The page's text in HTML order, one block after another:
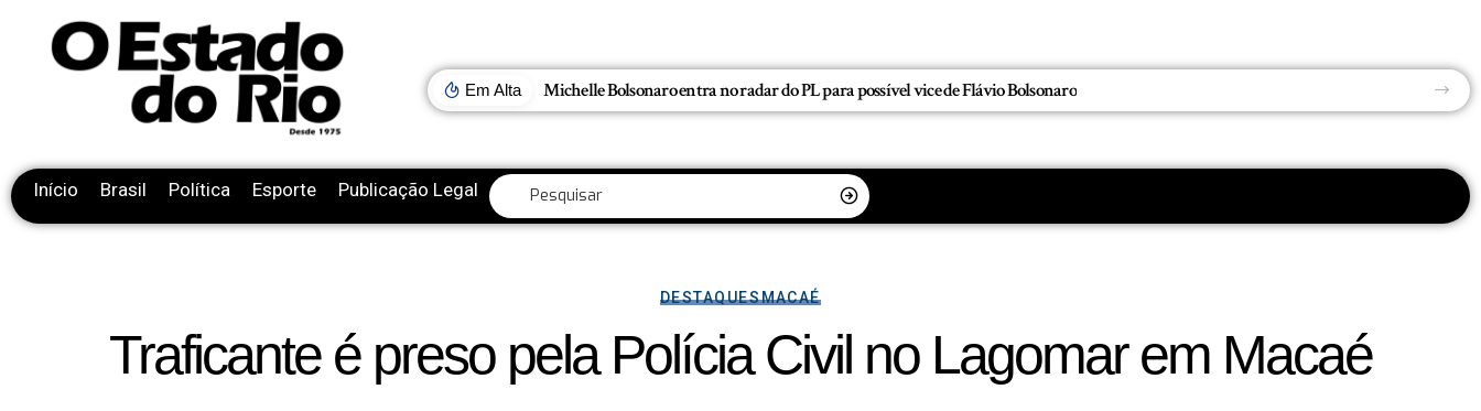
Em Alta Entre a Comoção e o Marketing Político: O Limite da Exploração de uma Tragédia
Início Brasil Política Esporte Publicação Legal
DESTAQUESMACAÉ
Traficante é preso pela Polícia Civil no Lagomar em Macaé